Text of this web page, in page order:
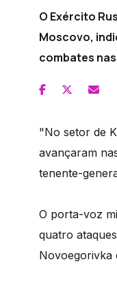
O Exército
Moscovo,
combates
"No setor de
avançaram
tenente-
O porta-voz
quatro
Novoegorivka